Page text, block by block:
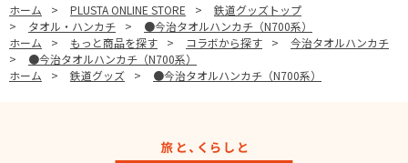
ホーム > PLUSTA ONLINE STORE >
鉄道グッズトップ
>
タオル・ハンカチ >
●今治タオルハンカチ（N700系）
ホーム
> もっと商品を探す > コラボから探す >
今治タオルハンカチ
>
●今治タオルハンカチ（N700系）
ホーム
> 鉄道グッズ > ●今治タオルハンカチ（N700系）